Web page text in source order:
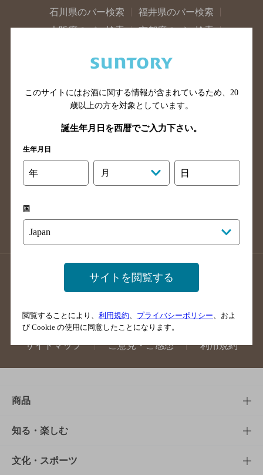
石川県のバー検索
福井県のバー検索
大阪府のバー検索
京都府のバー検索
滋賀県のバー検索
和歌山県のバー検索
山口県のバー検索
鳥取県のバー検索
島根県のバー検索
徳島県のバー検索
高知県のバー検索
福岡県のバー検索
長崎県のバー検索
佐賀県のバー検索
店舗登録方法のご案内
店舗情報更新方法のご案内
掲載店舗様ログイン
サイトマップ ご意見・ご感想 利用規約
商品
商品TOP
商品一覧
知る・楽しむ
知る・楽しむTOP
文化・スポーツ
このサイトにはお酒に関する情報が含まれているため、 20
歳以上の方を対象としています。
誕生年月日を西暦でご入力下さい。
生年月日
年 月 日
国
サイトを閲覧する
閲覧することにより、 利用規約 プライバシーポリシー 、およ
び Cookie の使用に同意したことになります。